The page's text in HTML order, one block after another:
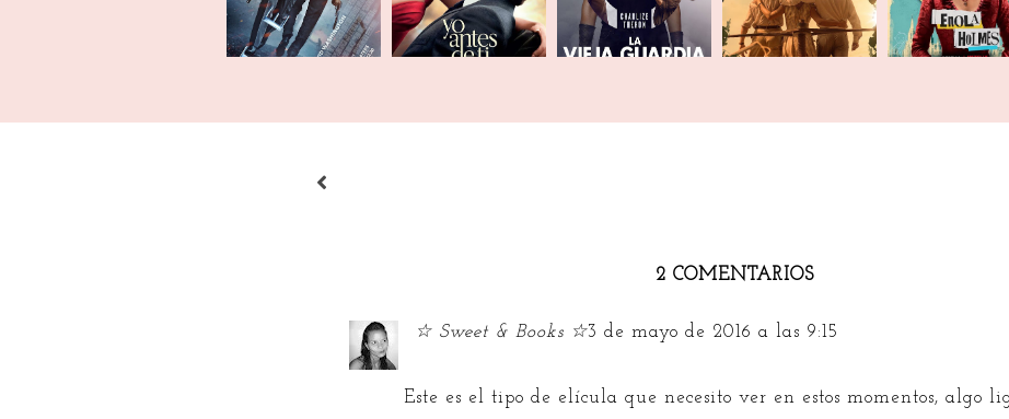
2 COMENTARIOS
☆ Sweet & Books ☆3 de mayo de 2016 a las 9:15
Este es el tipo de elícula que necesito ver en estos momentos, algo